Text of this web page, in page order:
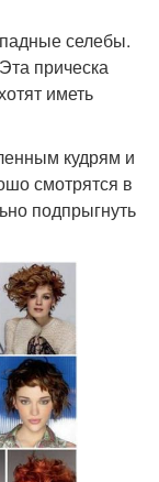
селебы.
прическа
иметь
кудрям и
смотрятся в
подпрыгнуть